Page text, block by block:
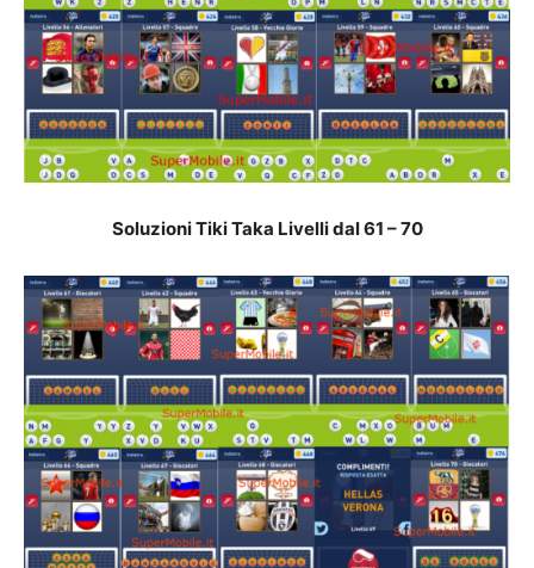
Soluzioni Tiki Taka Livelli dal 61 – 70